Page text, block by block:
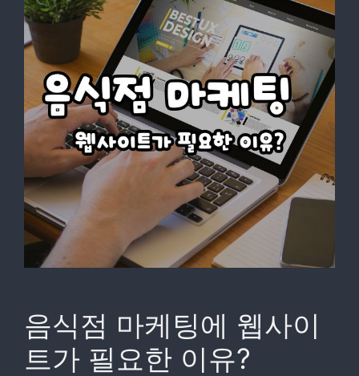
음식점 마케팅에 웹사이
트가 필요한 이유?